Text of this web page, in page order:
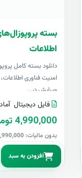
بسته
اطلاعات
دانلود بسته کامل
امنیت فناوری
ویرایش در..
فایل دیجیتال
4,990,000 تومان
بدون مالیات: 4,990,000 تومان
افزودن به سبد